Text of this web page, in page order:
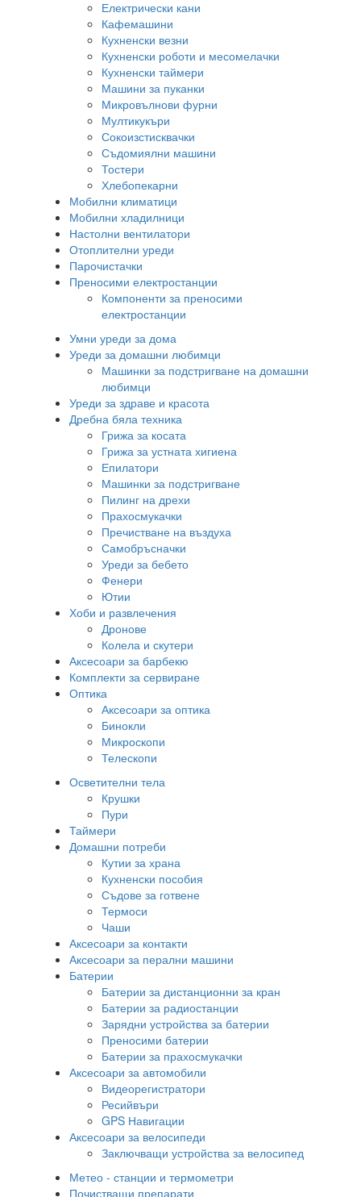
Електрически кани
Кафемашини
Кухненски везни
Кухненски роботи и месомелачки
Кухненски таймери
Машини за пуканки
Микровълнови фурни
Мултикукъри
Сокоизстисквачки
Съдомиялни машини
Тостери
Хлебопекарни
Мобилни климатици
Мобилни хладилници
Настолни вентилатори
Отоплителни уреди
Парочистачки
Преносими електростанции
Компоненти за преносими
електростанции
Умни уреди за дома
Уреди за домашни любимци
Машинки за подстригване на домашни
любимци
Уреди за здраве и красота
Дребна бяла техника
Грижа за косата
Грижа за устната хигиена
Епилатори
Машинки за подстригване
Пилинг на дрехи
Прахосмукачки
Пречистване на въздуха
Самобръсначки
Уреди за бебето
Фенери
Ютии
Хоби и развлечения
Дронове
Колела и скутери
Аксесоари за барбекю
Комплекти за сервиране
Оптика
Аксесоари за оптика
Бинокли
Микроскопи
Телескопи
Осветителни тела
Крушки
Пури
Таймери
Домашни потреби
Кутии за храна
Кухненски пособия
Съдове за готвене
Термоси
Чаши
Аксесоари за контакти
Аксесоари за перални машини
Батерии
Батерии за дистанционни за кран
Батерии за радиостанции
Зарядни устройства за батерии
Преносими батерии
Батерии за прахосмукачки
Аксесоари за автомобили
Видеорегистратори
Ресийвъри
GPS Навигации
Аксесоари за велосипеди
Заключващи устройства за велосипед
Метео - станции и термометри
Почистващи препарати